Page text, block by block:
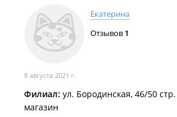
Екатерина
Отзывов 1
8 августа 2021 г.
Филиал: ул. Бородинская, 46/50
магазин